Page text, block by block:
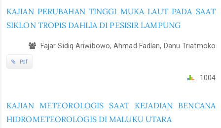
KAJIAN PERUBAHAN TINGGI MUKA LAUT PADA SAAT
SIKLON TROPIS DAHLIA DI PESISIR LAMPUNG
Fajar Sidiq Ariwibowo, Ahmad Fadlan, Danu Triatmoko
Pdf
1004
KAJIAN METEOROLOGIS SAAT KEJADIAN BENCANA
HIDROMETEOROLOGIS DI MALUKU UTARA